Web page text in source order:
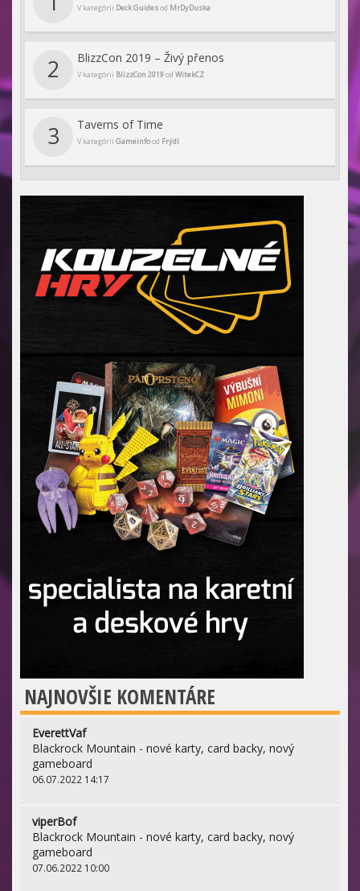
V kategórii Deck Guidesod MrDyDuska
2 BlizzCon 2019 – Živý přenos
V kategórii BlizzCon 2019 od WitekCZ
3 Taverns of Time
V kategórii Gameinfood Frýdl
NAJNOVŠIE KOMENTÁRE
EverettVaf
Blackrock Mountain - nové karty, card backy, nový
gameboard
06.07.2022 14:17
viperBof
Blackrock Mountain - nové karty, card backy, nový
gameboard
07.06.2022 10:00